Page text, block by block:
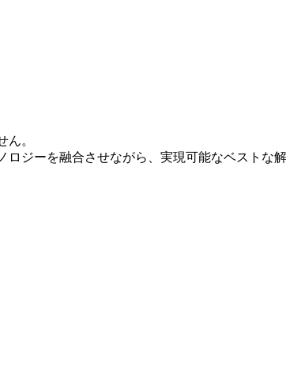
ん。
ジーを融合させながら、実現可能なベストな